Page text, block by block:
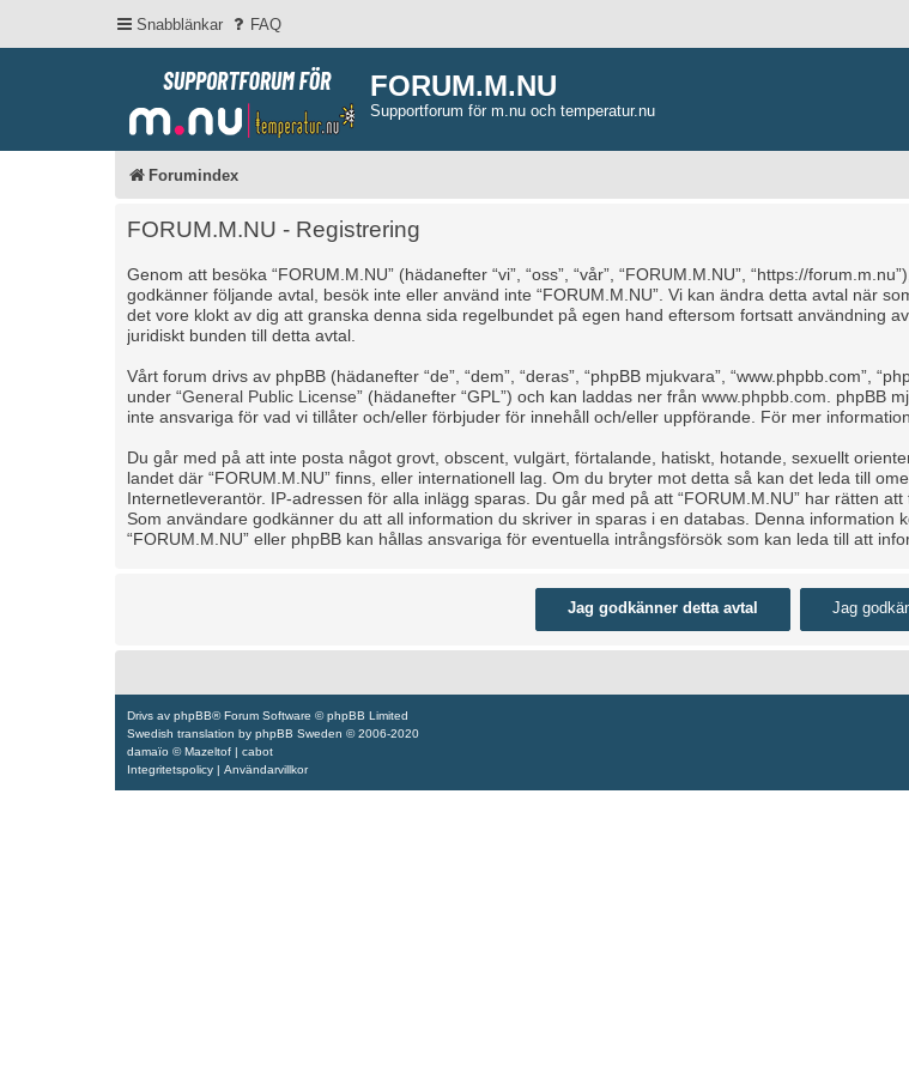
Snabblänkar FAQ
FORUM.M.NU
Supportforum för m.nu och temperatur.nu
Forumindex
FORUM.M.NU - Registrering
Genom att besöka “FORUM.M.NU” (hädanefter “vi”, “oss”, “vår”, “FORUM.M.NU”, “https://
godkänner följande avtal, besök inte eller använd inte “FORUM.M.NU”. Vi kan ändra detta avtal när
det vore klokt av dig att granska denna sida regelbundet på egen hand eftersom fortsatt användning
juridiskt bunden till detta avtal.
Vårt forum drivs av phpBB (hädanefter “de”, “dem”, “deras”, “phpBB mjukvara”, “www.phpbb.com”,
under “General Public License” (hädanefter “GPL”) och kan laddas ner från www.phpbb.com . phpBB
inte ansvariga för vad vi tillåter och/eller förbjuder för innehåll och/eller uppförande. För mer
Du går med på att inte posta något grovt, obscent, vulgärt, förtalande, hatiskt, hotande, sexuellt
landet där “FORUM.M.NU” finns, eller internationell lag. Om du bryter mot detta så kan det leda till
Internetleverantör. IP-adressen för alla inlägg sparas. Du går med på att “FORUM.M.NU” har rätten
Som användare godkänner du att all information du skriver in sparas i en databas. Denna
“FORUM.M.NU” eller phpBB kan hållas ansvariga för eventuella intrångsförsök som kan leda till att
Drivs av phpBB® Forum Software © phpBB Limited
Swedish translation by phpBB Sweden © 2006-2020
damaïo ©Mazeltof | cabot
Integritetspolicy | Användarvillkor